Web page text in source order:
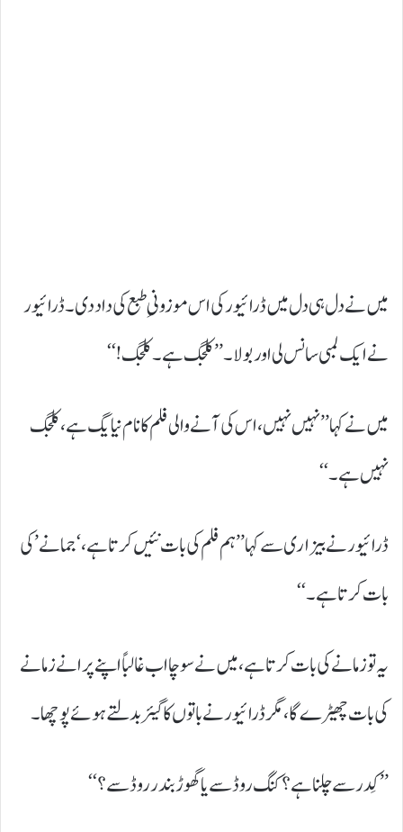
میں نے دل ہی دل میں ڈرائیور کی اس موزونیِ طبع کی داد دی۔ ڈرائیور
نے ایک لمبی سانس لی اور بولا۔ ’’کلجگ ہے۔ کلجگ!‘‘
میں نے کہا ’’نہیں نہیں، اس کی آنے والی فلم کا نام نیا یگ ہے، کلجگ
نہیں ہے۔‘‘
ڈرائیور نے بیزاری سے کہا ’’ہم فلم کی بات نئیں کرتا ہے، ‘جمانے’ کی
بات کرتا ہے۔‘‘
یہ تو زمانے کی بات کرتا ہے، میں نے سوچا اب غالباً اپنے پرانے زمانے
کی بات چھیڑے گا، مگر ڈرائیور نے باتوں کا گیئر بدلتے ہوئے پوچھا۔
’’کِدر سے چلنا ہے؟ کنگ روڈ سے یا گھوڑ بندر روڈ سے؟‘‘